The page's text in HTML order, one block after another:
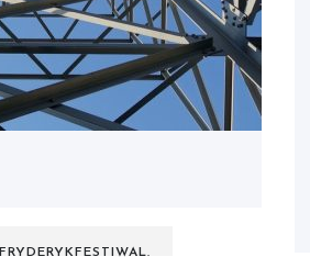
FRYDERYKFESTIWAL.